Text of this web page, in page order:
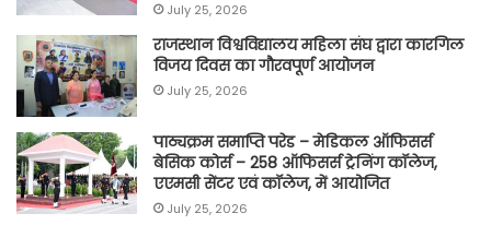
July 25, 2026
राजस्थान विश्वविद्यालय महिला संघ द्वारा कारगिल
विजय दिवस का गौरवपूर्ण आयोजन
July 25, 2026
पाठ्यक्रम समाप्ति परेड – मेडिकल ऑफिसर्स
बेसिक कोर्स – 258 ऑफिसर्स ट्रेनिंग कॉलेज,
एएमसी सेंटर एवं कॉलेज, में आयोजित
July 25, 2026